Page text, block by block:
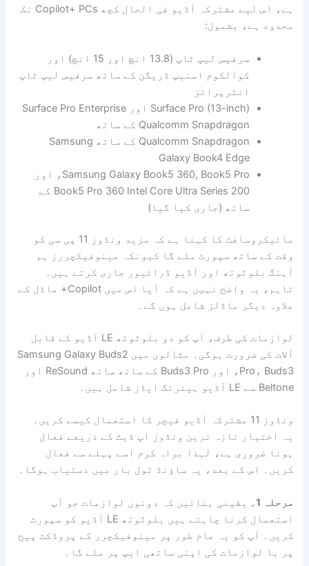
ہے، اس لیے مشترکہ آڈیو فی الحال کچھ Copilot+ PCs تک
محدود ہے، بشمول:
سرفیس لیپ ٹاپ (13.8 انچ اور 15 انچ) اور
کوالکوم اسنیپ ڈریگن کے ساتھ سرفیس لیپ ٹاپ
انٹرپرائز
Surface Pro (13-inch) اور Surface Pro Enterprise
Qualcomm Snapdragon کے ساتھ
Qualcomm Snapdragon کے ساتھ Samsung
Galaxy Book4 Edge
Samsung Galaxy Book5 360, Book5 Pro، اور
Book5 Pro 360 Intel Core Ultra Series 200 کے
ساتھ (جاری کیا گیا)
مائیکروسافٹ کا کہنا ہے کہ مزید ونڈوز 11 پی سی کو
وقت کے ساتھ سپورٹ ملے گا کیونکہ مینوفیکچررز ہم
آہنگ بلوٹوتھ اور آڈیو ڈرائیور جاری کرتے ہیں۔
تاہم، یہ واضح نہیں ہے کہ آیا اس میں Copilot+ ماڈل کے
علاوہ دیگر ماڈلز شامل ہوں گے۔
لوازمات کی طرف، آپ کو دو بلوٹوتھ LE آڈیو کے قابل
آلات کی ضرورت ہوگی۔ مثالوں میں Samsung Galaxy Buds2
Pro، Buds3، اور Buds3 Pro کے ساتھ ساتھ ReSound اور
Beltone سے LE آڈیو ہیئرنگ ایڈز شامل ہیں۔
ونڈوز 11 مشترکہ آڈیو فیچر کا استعمال کیسے کریں۔
یہ اختیار تازہ ترین ونڈوز اپ ڈیٹ کے ذریعے فعال
ہونا ضروری ہے، لہذا براہ کرم اسے پہلے سے فعال
کریں۔ اس کے بعد، یہ ساؤنڈ ٹول بار میں دستیاب ہوگا۔
مرحلہ 1۔
یقینی بنائیں کہ دونوں لوازمات جو آپ
استعمال کرنا چاہتے ہیں بلوٹوتھ LE آڈیو کو سپورٹ
کریں۔ آپ کو یہ عام طور پر مینوفیکچرر کے پروڈکٹ پیج
پر یا لوازمات کی اپنی ساتھی ایپ پر ملے گا۔